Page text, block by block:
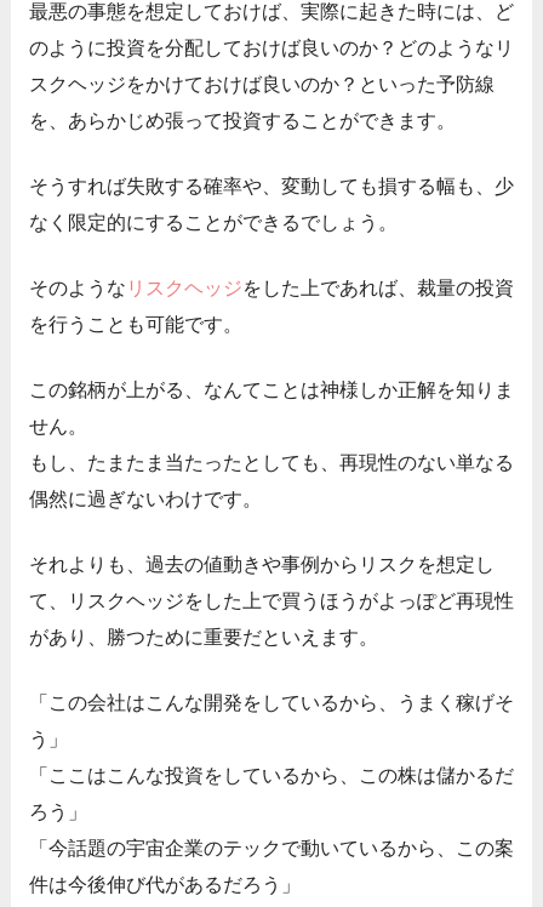
最悪の事態を想定しておけば、実際に起きた時には、ど
のように投資を分配しておけば良いのか？どのようなリ
スクヘッジをかけておけば良いのか？といった予防線
を、あらかじめ張って投資することができます。
そうすれば失敗する確率や、変動しても損する幅も、少
なく限定的にすることができるでしょう。
そのような リスクヘッジをした上であれば、裁量の投資
を行うことも可能です。
この銘柄が上がる、なんてことは神様しか正解を知りま
せん。
もし、たまたま当たったとしても、再現性のない単なる
偶然に過ぎないわけです。
それよりも、過去の値動きや事例からリスクを想定し
て、リスクヘッジをした上で買うほうがよっぽど再現性
があり、勝つために重要だといえます。
「この会社はこんな開発をしているから、うまく稼げそ
う」
「ここはこんな投資をしているから、この株は儲かるだ
ろう」
「今話題の宇宙企業のテックで動いているから、この案
件は今後伸び代があるだろう」